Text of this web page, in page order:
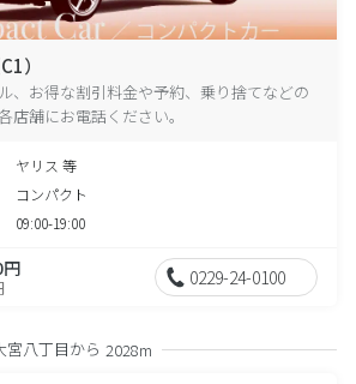
）
、お得な割引料金や予約、乗り捨てなどの
店舗にお電話ください。
ヤリス 等
コンパクト
09:00-19:00
0229-24-0100
宮八丁目から 2028m